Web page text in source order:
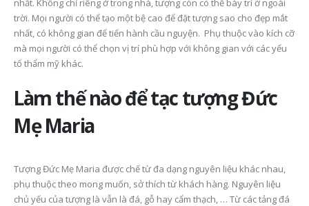
nhất. Không chỉ riêng ở trong nhà, tượng còn có thể bày trí ở ngoài
trời. Mọi người có thể tạo một bệ cao để đặt tượng sao cho đẹp mắt
nhất, có không gian để tiến hành cầu nguyện. Phụ thuộc vào kích cỡ
mà mọi người có thể chọn vị trí phù hợp với không gian với các yếu
tố thẩm mỹ khác.
Làm thế nào để tạc tượng Đức
Mẹ Maria
Tượng Đức Mẹ Maria được chế từ đa dạng nguyên liệu khác nhau,
phụ thuộc theo mong muốn, sở thích từ khách hàng. Nguyên liệu
chủ yếu của tượng là vẫn là đá, gỗ hay cẩm thạch, … Từ các tảng đá